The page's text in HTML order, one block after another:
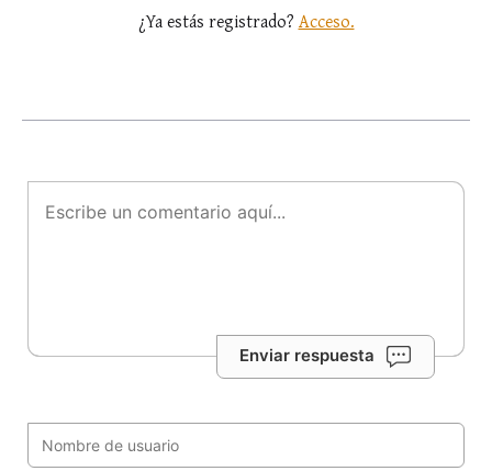
¿Ya estás registrado? Acceso.
Enviar respuesta